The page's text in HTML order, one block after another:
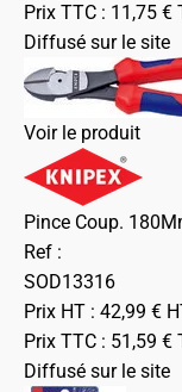
Prix TTC : 11,75 €
Diffusé sur le site
Voir le produit
Pince Coup.
Ref :
SOD13316
Prix HT : 42,99 €
Prix TTC : 51,59 €
Diffusé sur le site